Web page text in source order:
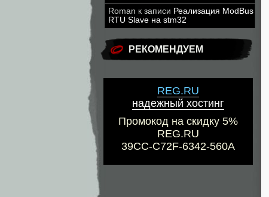
Roman к записи Реализация ModBus
RTU Slave на stm32
РЕКОМЕНДУЕМ
REG.RU
надежный хостинг
Промокод на скидку 5%
REG.RU
39CC-C72F-6342-560A